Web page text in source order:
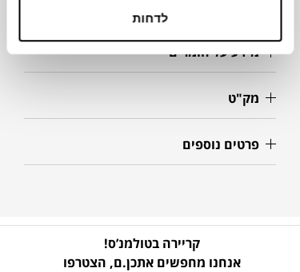
לדחות
מידע על חומרים
מק"ט
פרטים נוספים
קריירה בטולמנ’ס!
אנחנו מחפשים אתכן.ם, הצטרפו